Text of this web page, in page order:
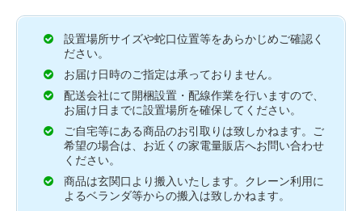
設置場所サイズや蛇口位置等をあらかじめご確認く
ださい。
お届け日時のご指定は承っておりません。
配送会社にて開梱設置・配線作業を行いますので、
お届け日までに設置場所を確保してください。
ご自宅等にある商品のお引取りは致しかねます。ご
希望の場合は、お近くの家電量販店へお問い合わせ
ください。
商品は玄関口より搬入いたします。クレーン利用に
よるベランダ等からの搬入は致しかねます。